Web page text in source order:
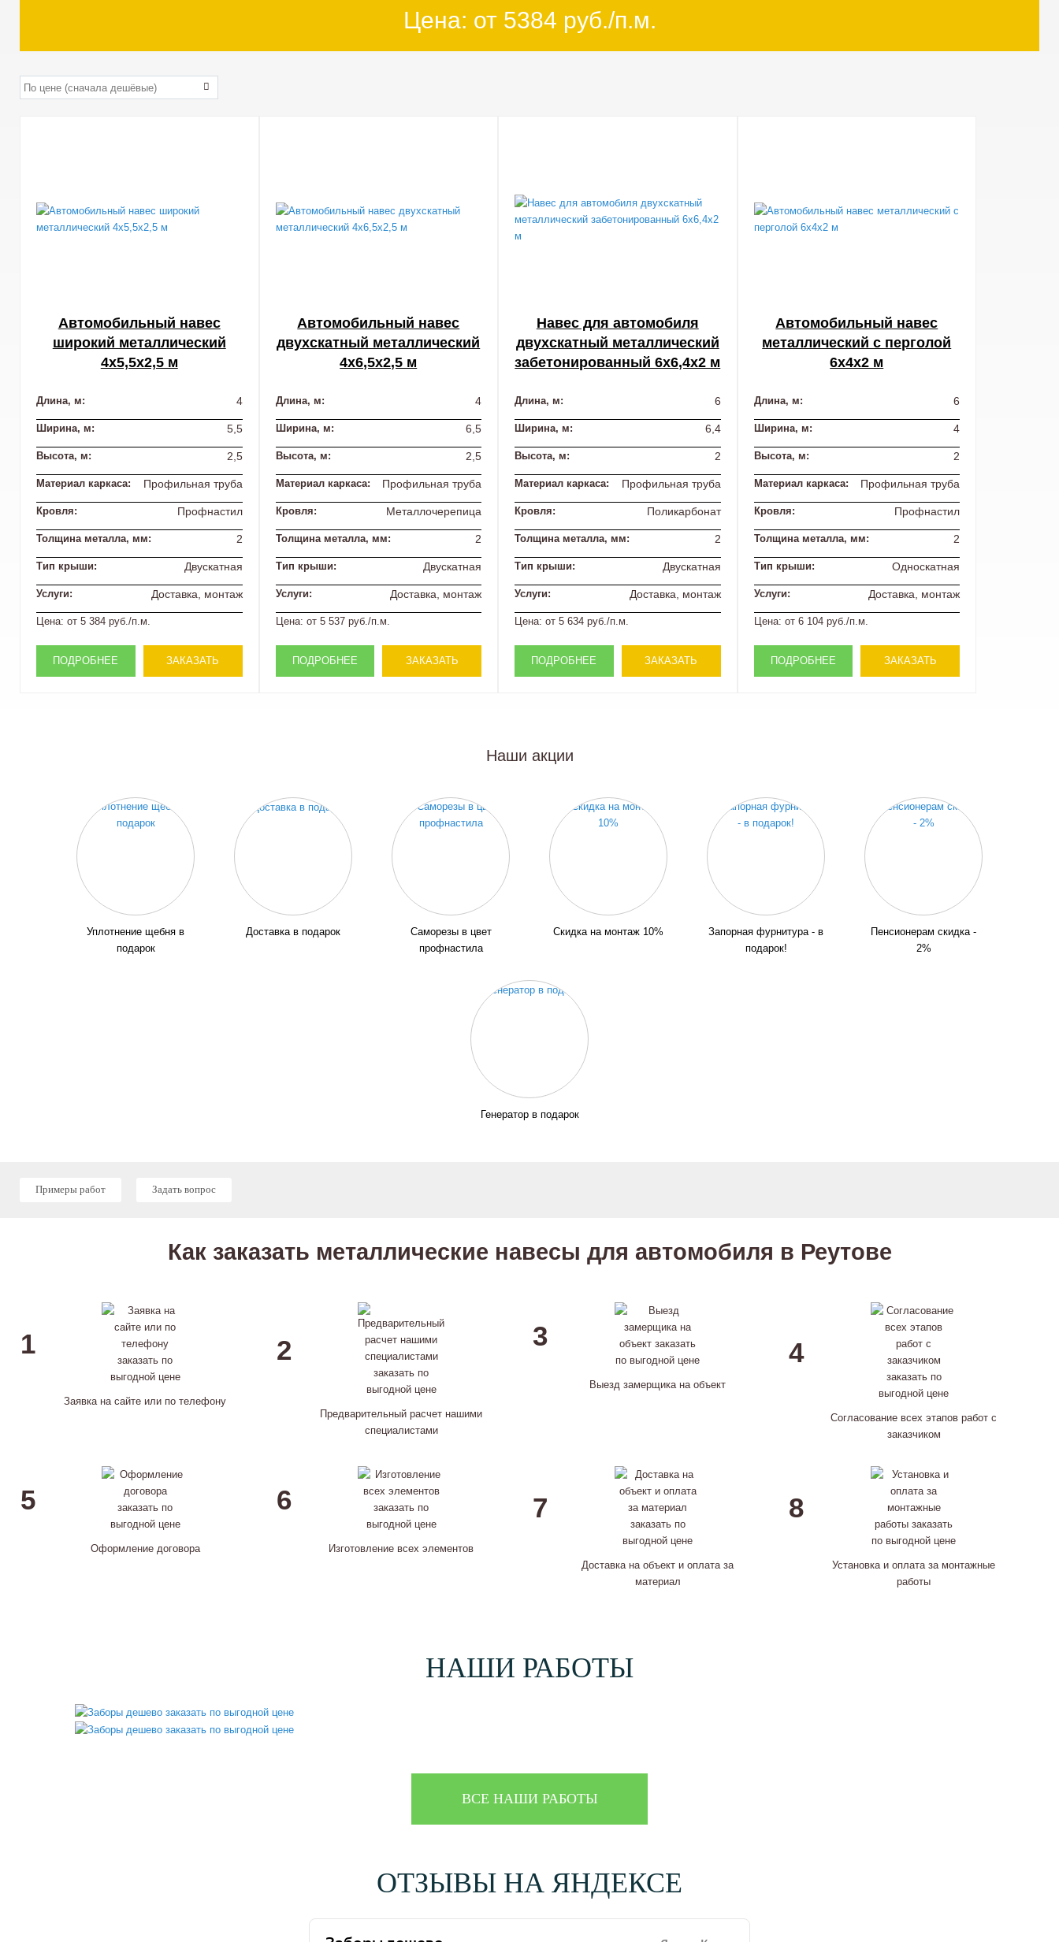
Цена: от 5384 руб./п.м.
Автомобильный навес
широкий металлический
4х5,5х2,5 м
Длина, м: 4
Ширина, м: 5,5
Высота, м: 2,5
Материал каркаса: Профильная труба
Кровля: Профнастил
Толщина металла, мм: 2
Тип крыши: Двускатная
Услуги: Доставка, монтаж
Цена: от 5 384 руб./п.м.
ПОДРОБНЕЕ ЗАКАЗАТЬ
Автомобильный навес
двухскатный металлический
4х6,5х2,5 м
Длина, м: 4
Ширина, м: 6,5
Высота, м: 2,5
Материал каркаса: Профильная труба
Кровля: Металлочерепица
Толщина металла, мм: 2
Тип крыши: Двускатная
Услуги: Доставка, монтаж
Цена: от 5 537 руб./п.м.
ПОДРОБНЕЕ ЗАКАЗАТЬ
Навес для автомобиля
двухскатный металлический
забетонированный 6х6,4х2 м
Длина, м: 6
Ширина, м: 6,4
Высота, м: 2
Материал каркаса: Профильная труба
Кровля: Поликарбонат
Толщина металла, мм: 2
Тип крыши: Двускатная
Услуги: Доставка, монтаж
Цена: от 5 634 руб./п.м.
ПОДРОБНЕЕ ЗАКАЗАТЬ
Автомобильный навес
металлический с перголой
6х4х2 м
Длина, м: 6
Ширина, м: 4
Высота, м: 2
Материал каркаса: Профильная труба
Кровля: Профнастил
Толщина металла, мм: 2
Тип крыши: Односкатная
Услуги: Доставка, монтаж
Цена: от 6 104 руб./п.м.
ПОДРОБНЕЕ ЗАКАЗАТЬ
Наши акции
Уплотнение щебня в
подарок
Доставка в подарок
Саморезы в цвет
профнастила
Скидка на монтаж 10%
Запорная фурнитура - в
подарок!
Пенсионерам скидка -
2%
Генератор в подарок
Примеры работ Задать вопрос
Как заказать металлические навесы для автомобиля в Реутове
1
Заявка на сайте или по телефону
2
Предварительный расчет нашими
специалистами
3
Выезд замерщика на объект
4
Согласование всех этапов работ с
заказчиком
5
Оформление договора
6
Изготовление всех элементов
7
Доставка на объект и оплата за
материал
8
Установка и оплата за монтажные
работы
НАШИ РАБОТЫ
ВСЕ НАШИ РАБОТЫ
ОТЗЫВЫ НА ЯНДЕКСЕ